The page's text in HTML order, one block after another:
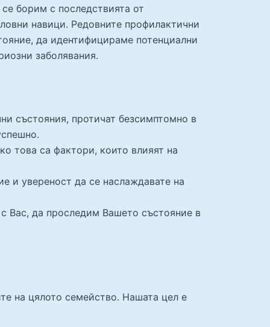
борим с последствията от
навици. Редовните профилактични
да идентифицираме потенциални
заболявания.
състояния, протичат безсимптомно в
това са фактори, които влияят на
и увереност да се наслаждавате на
Вас, да проследим Вашето състояние в
на цялото семейство. Нашата цел е